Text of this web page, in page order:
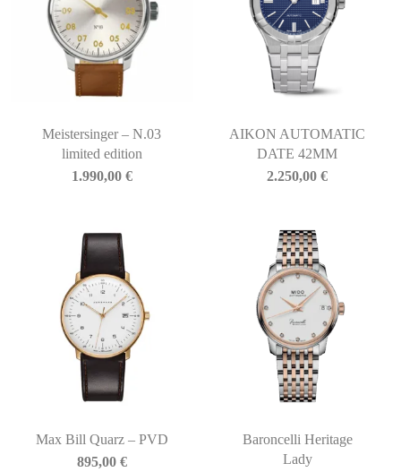
Meistersinger – N.03
limited edition
1.990,00 €
AIKON AUTOMATIC
DATE 42MM
2.250,00€
Max Bill Quarz – PVD
895,00 €
Baroncelli Heritage
Lady